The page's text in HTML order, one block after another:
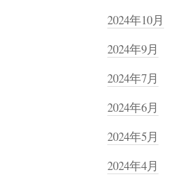
2024年10月
2024年9月
2024年7月
2024年6月
2024年5月
2024年4月